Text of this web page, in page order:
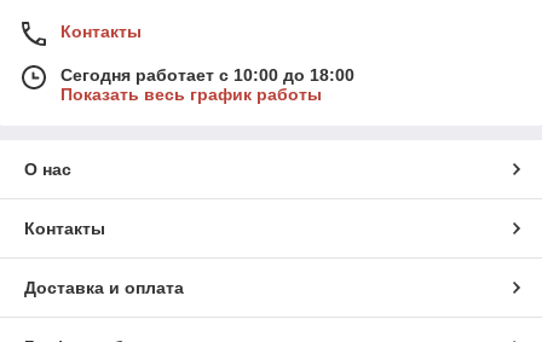
Контакты
Сегодня работает с 10:00 до 18:00
Показать весь график работы
О нас
Контакты
Доставка и оплата